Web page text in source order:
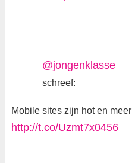
@jongenklasse
schreef:
Mobile sites zijn hot en
http://t.co/Uzmt7x0456